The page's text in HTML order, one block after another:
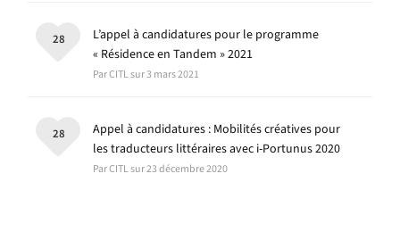
L’appel à candidatures pour le programme
« Résidence en Tandem » 2021
Par CITL sur 3 mars 2021
28
Appel à candidatures : Mobilités créatives pour
les traducteurs littéraires avec i-Portunus 2020
Par CITL sur 23 décembre 2020
28